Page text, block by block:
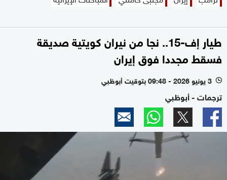
طيار إف-15.. نجا من نيران كويتية صديقة
فسقط مجددا فوق إيران
l 3 يونيو 2026 - 09:48 بتوقيت أبوظبي
ترجمات - أبوظبي